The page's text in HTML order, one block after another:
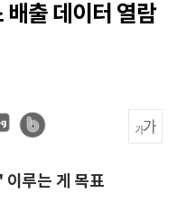
출 데이터 열람
루는 게 목표